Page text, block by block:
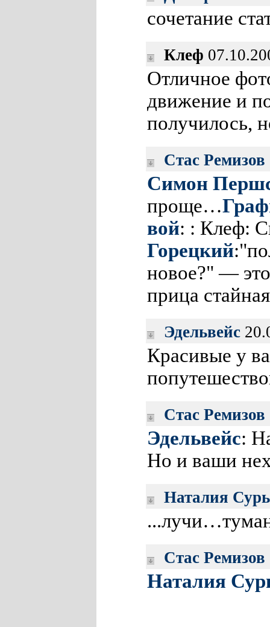
сочетание
Клеф
Отличное
движение и
получилось,
Стас Ремизов
Симон
проще…
вой: : Клеф:
Горецкий
новое?" —
прица
Эдельвейс
Красивые у
Стас Ремизов
Эдельвейс:
Но и ваши
Наталия
Стас Ремизов
Наталия